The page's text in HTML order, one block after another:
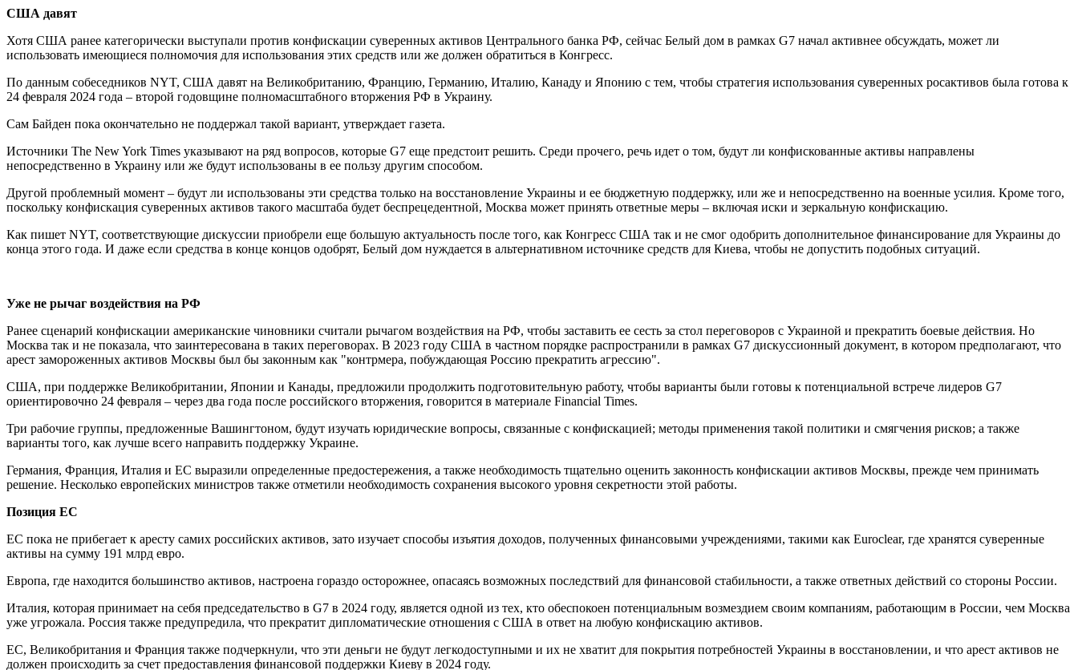
США давят
Хотя США ранее категорически выступали против конфискации суверенных активов Центрального банка РФ, сейчас Белый дом в рамках G7 начал активнее обсуждать, может ли
использовать имеющиеся полномочия для использования этих средств или же должен обратиться в Конгресс.
По данным собеседников NYT, США давят на Великобританию, Францию, Германию, Италию, Канаду и Японию с тем, чтобы стратегия использования суверенных росактивов была готова к
24 февраля 2024 года – второй годовщине полномасштабного вторжения РФ в Украину.
Сам Байден пока окончательно не поддержал такой вариант, утверждает газета.
Источники The New York Times указывают на ряд вопросов, которые G7 еще предстоит решить. Среди прочего, речь идет о том, будут ли конфискованные активы направлены
непосредственно в Украину или же будут использованы в ее пользу другим способом.
Другой проблемный момент – будут ли использованы эти средства только на восстановление Украины и ее бюджетную поддержку, или же и непосредственно на военные усилия. Кроме того,
поскольку конфискация суверенных активов такого масштаба будет беспрецедентной, Москва может принять ответные меры – включая иски и зеркальную конфискацию.
Как пишет NYT, соответствующие дискуссии приобрели еще большую актуальность после того, как Конгресс США так и не смог одобрить дополнительное финансирование для Украины до
конца этого года. И даже если средства в конце концов одобрят, Белый дом нуждается в альтернативном источнике средств для Киева, чтобы не допустить подобных ситуаций.
Уже не рычаг воздействия на РФ
Ранее сценарий конфискации американские чиновники считали рычагом воздействия на РФ, чтобы заставить ее сесть за стол переговоров с Украиной и прекратить боевые действия. Но
Москва так и не показала, что заинтересована в таких переговорах. В 2023 году США в частном порядке распространили в рамках G7 дискуссионный документ, в котором предполагают, что
арест замороженных активов Москвы был бы законным как "контрмера, побуждающая Россию прекратить агрессию".
США, при поддержке Великобритании, Японии и Канады, предложили продолжить подготовительную работу, чтобы варианты были готовы к потенциальной встрече лидеров G7
ориентировочно 24 февраля – через два года после российского вторжения, говорится в материале Financial Times.
Три рабочие группы, предложенные Вашингтоном, будут изучать юридические вопросы, связанные с конфискацией; методы применения такой политики и смягчения рисков; а также
варианты того, как лучше всего направить поддержку Украине.
Германия, Франция, Италия и ЕС выразили определенные предостережения, а также необходимость тщательно оценить законность конфискации активов Москвы, прежде чем принимать
решение. Несколько европейских министров также отметили необходимость сохранения высокого уровня секретности этой работы.
Позиция ЕС
ЕС пока не прибегает к аресту самих российских активов, зато изучает способы изъятия доходов, полученных финансовыми учреждениями, такими как Euroclear, где хранятся суверенные
активы на сумму 191 млрд евро.
Европа, где находится большинство активов, настроена гораздо осторожнее, опасаясь возможных последствий для финансовой стабильности, а также ответных действий со стороны России.
Италия, которая принимает на себя председательство в G7 в 2024 году, является одной из тех, кто обеспокоен потенциальным возмездием своим компаниям, работающим в России, чем Москва
уже угрожала. Россия также предупредила, что прекратит дипломатические отношения с США в ответ на любую конфискацию активов.
ЕС, Великобритания и Франция также подчеркнули, что эти деньги не будут легкодоступными и их не хватит для покрытия потребностей Украины в восстановлении, и что арест активов не
должен происходить за счет предоставления финансовой поддержки Киеву в 2024 году.